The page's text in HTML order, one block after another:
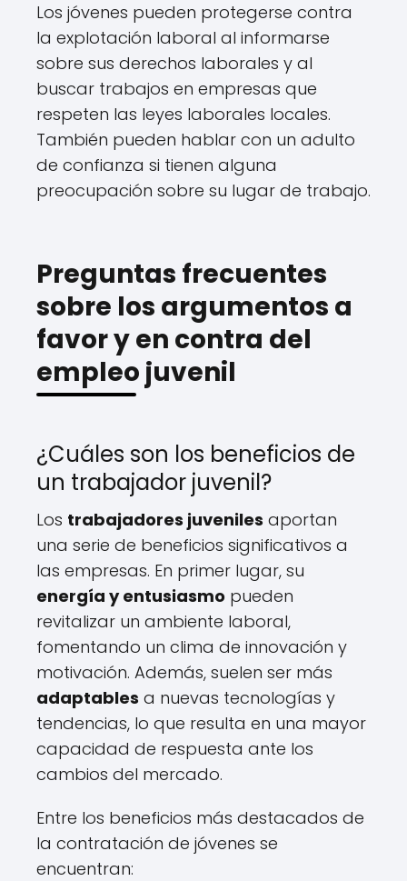
Los jóvenes pueden protegerse contra
la explotación laboral al informarse
sobre sus derechos laborales y al
buscar trabajos en empresas que
respeten las leyes laborales locales.
También pueden hablar con un adulto
de confianza si tienen alguna
preocupación sobre su lugar de trabajo.
Preguntas frecuentes
sobre los argumentos a
favor y en contra del
empleo juvenil
¿Cuáles son los beneficios de
un trabajador juvenil?
Los trabajadores juveniles aportan
una serie de beneficios significativos a
las empresas. En primer lugar, su
energía y entusiasmo pueden
revitalizar un ambiente laboral,
fomentando un clima de innovación y
motivación. Además, suelen ser más
adaptables a nuevas tecnologías y
tendencias, lo que resulta en una mayor
capacidad de respuesta ante los
cambios del mercado.
Entre los beneficios más destacados de
la contratación de jóvenes se
encuentran: